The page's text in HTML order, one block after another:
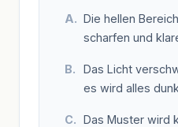
Die hellen
scharfen und
Das Licht
es wird alles
Das Muster wird